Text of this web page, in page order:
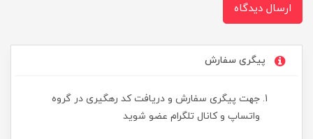
ارسال دیدگاه
پیگری سفارش
جهت پیگری سفارش و دریافت کد رهگیری در گروه
واتساپ و کانال تلگرام عضو شوید